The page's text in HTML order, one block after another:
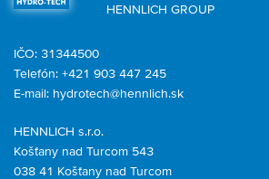
HENNLICH GROUP
HENNLICH s.r.o.
Košťany nad Turcom 543
038 41 Košťany nad Turcom
IČO: 31344500
Telefón: +421 903 447 245
E-mail: hydrotech@hennlich.sk